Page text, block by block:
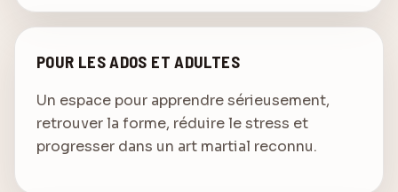
POUR LES ADOS ET ADULTES
Un espace pour apprendre sérieusement,
retrouver la forme, réduire le stress et
progresser dans un art martial reconnu.